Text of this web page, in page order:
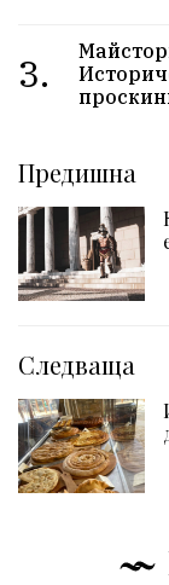
3.
Предишна
Следваща